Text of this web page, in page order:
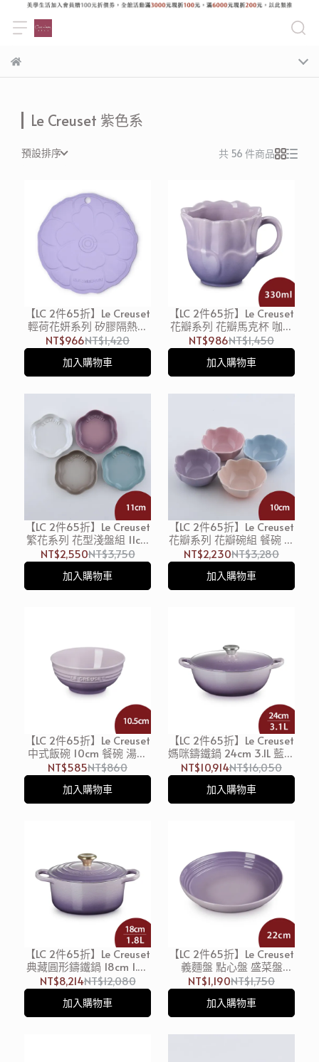
Le Creuset 紫色系
預設排序 共 56 件商品
【LC 2件65折】Le Creuset
輕荷花妍系列 矽膠隔熱墊
桌墊 餐墊 淡粉紫
NT$966NT$1,420
加入購物車
【LC 2件65折】Le Creuset
花瓣系列 花瓣馬克杯 咖啡
杯 茶杯 330ml 藍鈴紫
NT$986NT$1,450
加入購物車
【LC 2件65折】Le Creuset
繁花系列 花型淺盤組 11cm
4入 珠光白/肉豆蔻/錦葵
紫/海洋之花 餐盤 陶瓷盤
點心盤 造型盤
NT$2,550NT$3,750
加入購物車
【LC 2件65折】Le Creuset
花瓣系列 花瓣碗組 餐碗 湯
碗 碗公 10cm 4入 雪紡粉/
海岸藍/蜜桃橙/藍鈴紫
NT$2,230NT$3,280
加入購物車
【LC 2件65折】Le Creuset
中式飯碗 10cm 餐碗 湯碗
碗公 藍鈴紫
NT$585NT$860
加入購物車
【LC 2件65折】Le Creuset
媽咪鑄鐵鍋 24cm 3.1L 藍鈴
紫 鋼頭 法國製 媽咪鍋 炒
鍋 湯鍋 燉鍋 (電磁爐 IH爐
可用)
NT$10,914NT$16,050
加入購物車
【LC 2件65折】Le Creuset
典藏圓形鑄鐵鍋 18cm 1.8L
藍鈴紫 淡金頭 法國製 湯鍋
燉鍋 (電磁爐 IH爐可用)
NT$8,214NT$12,080
加入購物車
【LC 2件65折】Le Creuset
義麵盤 點心盤 盛菜盤
22cm 藍鈴紫 無紙盒
NT$1,190NT$1,750
加入購物車